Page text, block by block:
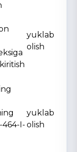
yuklab
olish
464-I-
yuklab
olish